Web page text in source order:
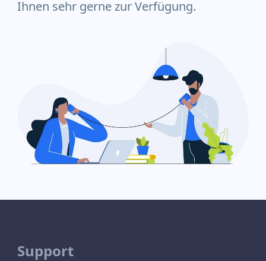
Ihnen sehr gerne zur Verfügung.
Support